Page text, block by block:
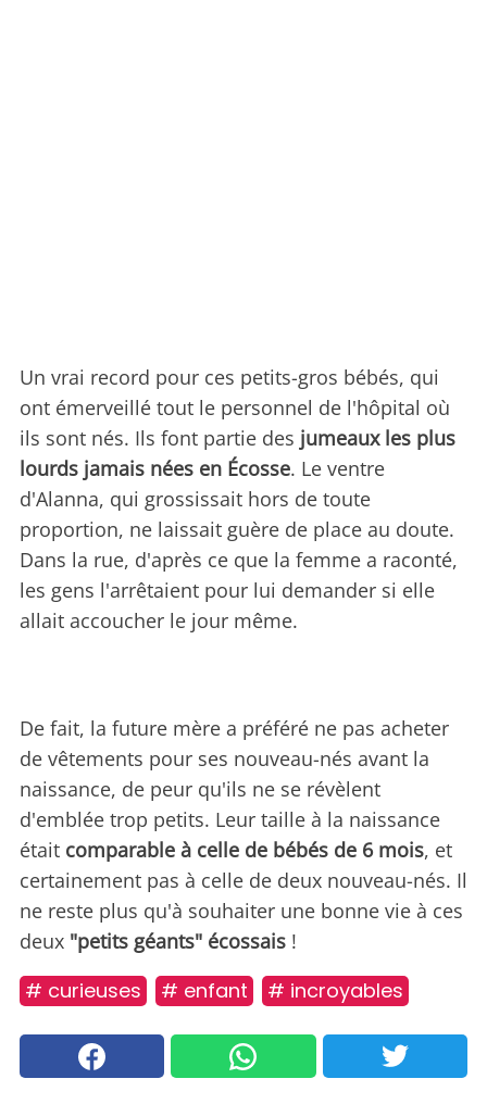
Un vrai record pour ces petits-gros bébés, qui
ont émerveillé tout le personnel de l'hôpital où
ils sont nés. Ils font partie des jumeaux les plus
lourds jamais nées en Écosse. Le ventre
d'Alanna, qui grossissait hors de toute
proportion, ne laissait guère de place au doute.
Dans la rue, d'après ce que la femme a raconté,
les gens l'arrêtaient pour lui demander si elle
allait accoucher le jour même.
De fait, la future mère a préféré ne pas acheter
de vêtements pour ses nouveau-nés avant la
naissance, de peur qu'ils ne se révèlent
d'emblée trop petits. Leur taille à la naissance
était comparable à celle de bébés de 6 mois, et
certainement pas à celle de deux nouveau-nés. Il
ne reste plus qu'à souhaiter une bonne vie à ces
deux "petits géants" écossais !
# curieuses # enfant # incroyables